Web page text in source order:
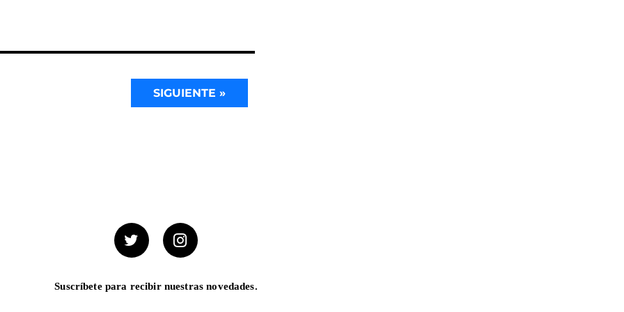
SIGUIENTE »
Suscríbete para recibir nuestras novedades.